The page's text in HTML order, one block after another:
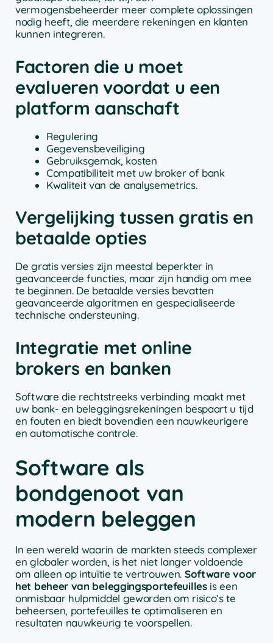
vermogensbeheerder meer complete oplossingen
nodig heeft, die meerdere rekeningen en klanten
kunnen integreren.
Factoren die u moet
evalueren voordat u een
platform aanschaft
Regulering
Gegevensbeveiliging
Gebruiksgemak, kosten
Compatibiliteit met uw broker of bank
Kwaliteit van de analysemetrics.
Vergelijking tussen gratis en
betaalde opties
De gratis versies zijn meestal beperkter in
geavanceerde functies, maar zijn handig om mee
te beginnen. De betaalde versies bevatten
geavanceerde algoritmen en gespecialiseerde
technische ondersteuning.
Integratie met online
brokers en banken
Software die rechtstreeks verbinding maakt met
uw bank- en beleggingsrekeningen bespaart u tijd
en fouten en biedt bovendien een nauwkeurigere
en automatische controle.
Software als
bondgenoot van
modern beleggen
In een wereld waarin de markten steeds complexer
en globaler worden, is het niet langer voldoende
om alleen op intuïtie te vertrouwen. Software voor
het beheer van beleggingsportefeuillesis een
onmisbaar hulpmiddel geworden om risico’s te
beheersen, portefeuilles te optimaliseren en
resultaten nauwkeurig te voorspellen.